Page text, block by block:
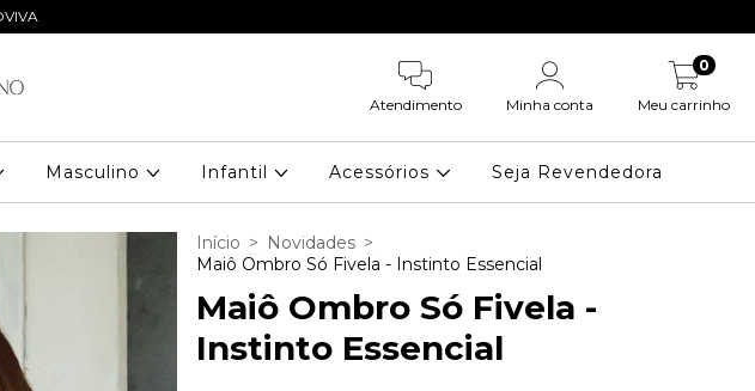
Atendimento Minha conta Meu carrinho
0
Masculino Infantil Acessórios Seja Revendedora
Início > Novidades >
Maiô Ombro Só Fivela - Instinto Essencial
Maiô Ombro Só Fivela -
Instinto Essencial